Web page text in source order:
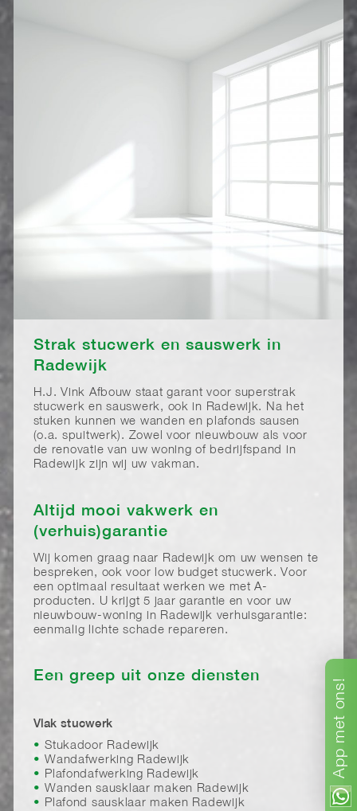
App
met
ons!
Strak stucwerk en sauswerk in
Radewijk
H.J. Vink Afbouw staat garant voor superstrak
stucwerk en sauswerk, ook in Radewijk. Na het
stuken kunnen we wanden en plafonds sausen
(o.a. spuitwerk). Zowel voor nieuwbouw als voor
de renovatie van uw woning of bedrijfspand in
Radewijk zijn wij uw vakman.
Altijd mooi vakwerk en
(verhuis)garantie
Wij komen graag naar Radewijk om uw wensen te
bespreken, ook voor low budget stucwerk. Voor
een optimaal resultaat werken we met A-
producten. U krijgt 5 jaar garantie en voor uw
nieuwbouw-woning in Radewijk verhuisgarantie:
eenmalig lichte schade repareren.
Een greep uit onze diensten
Vlak stucwerk
Stukadoor Radewijk
Wandafwerking Radewijk
Plafondafwerking Radewijk
Wanden sausklaar maken Radewijk
Plafond sausklaar maken Radewijk